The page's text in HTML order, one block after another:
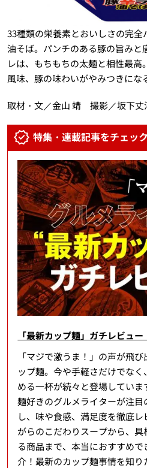
33種類の栄養素とおいしさの完
油そば。パンチのある豚の旨みと
レは、もちもちの太麺と相性最
風味、豚の味わいがやみつきにな
取材・文／金山 靖 撮影／坂下丈
特集・連載記事をチェッ
「最新カップ麺」ガチレビュー
「マジで激うま！」の声が飛
ップ麺。今や手軽さだけでな
める一杯が続々と登場してい
麺好きのグルメライターが注
し、味や食感、満足度を徹底
がらのこだわりスープから、
る商品まで、本当におすすめ
介！最新のカップ麺事情を知